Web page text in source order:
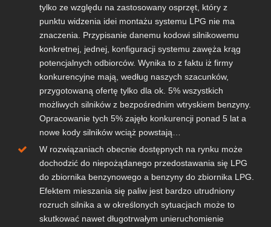
tylko ze względu na zastosowany osprzęt, który z
punktu widzenia idei montażu systemu LPG nie ma
znaczenia. Przypisanie danemu kodowi silnikowemu
konkretnej, jednej, konfiguracji systemu zawęża krąg
potencjalnych odbiorców. Wynika to z faktu iż firmy
konkurencyjne mają, według naszych szacunków,
przygotowaną ofertę tylko dla ok. 5% wszystkich
możliwych silników z bezpośrednim wtryskiem benzyny.
Opracowanie tych 5% zajęło konkurencji ponad 5 lat a
nowe kody silników wciąż powstają…
W rozwiązaniach obecnie dostępnych na rynku może
dochodzić do niepożądanego przedostawania się LPG
do zbiornika benzynowego a benzyny do zbiornika LPG.
Efektem mieszania się paliw jest bardzo utrudniony
rozruch silnika a w określonych sytuacjach może to
skutkować nawet długotrwałym unieruchomienie